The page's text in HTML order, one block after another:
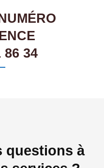
86 34
questions à